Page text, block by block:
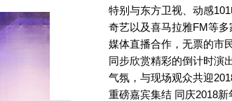
特别与东方卫视、动感
奇艺以及喜马拉雅FM等
媒体直播合作，无票的市
同步欣赏精彩的倒计时演
气氛，与现场观众共迎
重磅嘉宾集结 同庆2018新